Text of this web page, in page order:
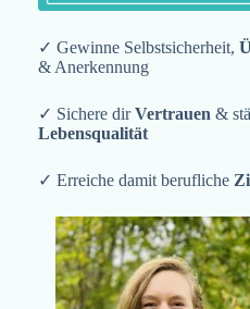
✓ Gewinne Selbstsicherheit,
& Anerkennung
✓ Sichere dirVertrauen &
Lebensqualität
✓ Erreiche damit berufliche